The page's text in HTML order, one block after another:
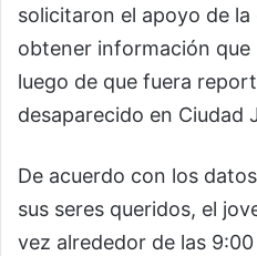
solicitaron el apoyo de la
obtener información que
luego de que fuera
desaparecido en Ciudad
De acuerdo con los
sus seres queridos, el
vez alrededor de las